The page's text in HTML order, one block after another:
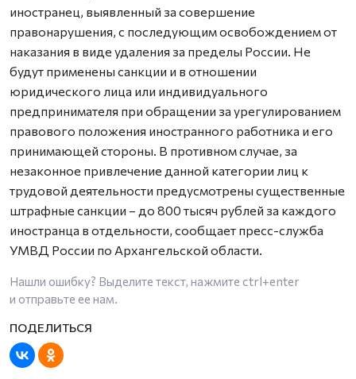
иностранец, выявленный за совершение
правонарушения, с последующим освобождением от
наказания в виде удаления за пределы России. Не
будут применены санкции и в отношении
юридического лица или индивидуального
предпринимателя при обращении за урегулированием
правового положения иностранного работника и его
принимающей стороны. В противном случае, за
незаконное привлечение данной категории лиц к
трудовой деятельности предусмотрены существенные
штрафные санкции – до 800 тысяч рублей за каждого
иностранца в отдельности, сообщает пресс-служба
УМВД России по Архангельской области.
Нашли ошибку? Выделите текст, нажмите ctrl+enter
и отправьте ее нам.